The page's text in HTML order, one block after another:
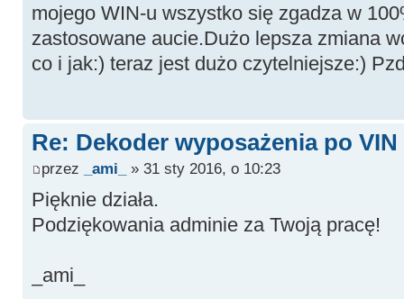
mojego WIN-u wszystko się zgadza w
zastosowane aucie.Dużo lepsza zmiana
co i jak:) teraz jest dużo czytelniejsze:)
Re: Dekoder wyposażenia po
przez _ami_ » 31 sty 2016, o 10:23
Pięknie działa.
Podziękowania adminie za Twoją pracę!
_ami_